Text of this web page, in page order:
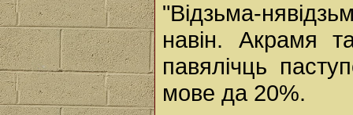
"Відзьма-
навін. Акрамя
павялічць
мове да 20%.